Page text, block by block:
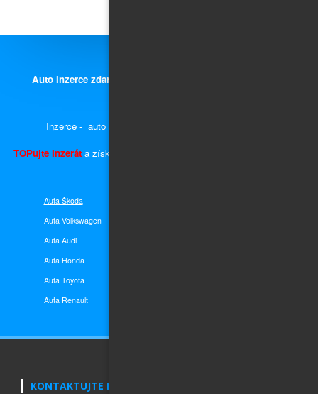
Auto Inzerce zdarma,
Inzerce - auto moto díly, náhradní díly a příslušenství.
TOPujte Inzerát a získáte předvyplněnou kupní smlouvu, plnou moc a
Auta Škoda
Auta Volkswagen
Auta Audi
Auta Honda
Auta Toyota
Auta Renault
KONTAKTUJTE NÁS